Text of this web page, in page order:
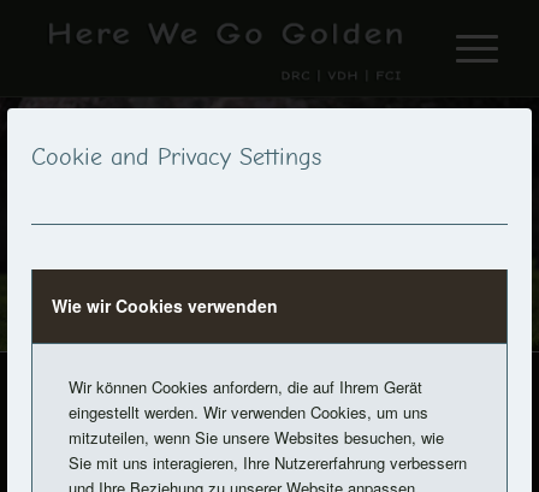
Cookie and Privacy Settings
Wie wir Cookies verwenden
Wir können Cookies anfordern, die auf Ihrem Gerät
eingestellt werden. Wir verwenden Cookies, um uns
mitzuteilen, wenn Sie unsere Websites besuchen, wie
Sie mit uns interagieren, Ihre Nutzererfahrung verbessern
und Ihre Beziehung zu unserer Website anpassen.
© 2022 Here we Go | Designed byFoto and Web
last update: 11.05.2026
Datenschutz